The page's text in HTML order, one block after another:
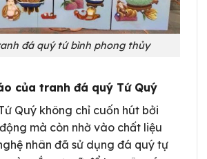
đá quý tứ bình phong thủy
của tranh đá quý Tứ Quý
Quý không chỉ cuốn hút bởi
mà còn nhờ vào chất liệu
nhân đã sử dụng đá quý tự